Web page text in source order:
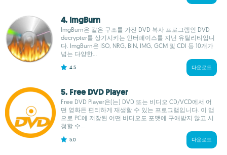
4. ImgBurn
ImgBurn은 같은 구조를 가진 DVD 복사 프로그램인 DVD
decrypter를 상기시키는 인터페이스를 지닌 유틸리티입니
다. ImgBurn은 ISO, NRG, BIN, IMG, GCM 및 CDI 등 10개가
넘는 다양한...
4.5 다운로드
5. Free DVD Player
Free DVD Player은(는) DVD 또는 비디오 CD/VCD에서 어
떤 영화든 편리하게 재생할 수 있는 프로그램입니다. 이 앱
으로 PC에 저장된 어떤 비디오도 포맷에 구애받지 않고 시
청할 수...
5.0 다운로드